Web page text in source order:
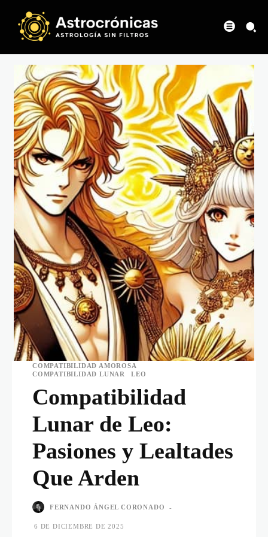
COMPATIBILIDAD AMOROSA
COMPATIBILIDAD LUNAR
LEO
Compatibilidad
Lunar de Leo:
Pasiones y Lealtades
Que Arden
FERNANDO ÁNGEL CORONADO -
6 DE DICIEMBRE DE 2025